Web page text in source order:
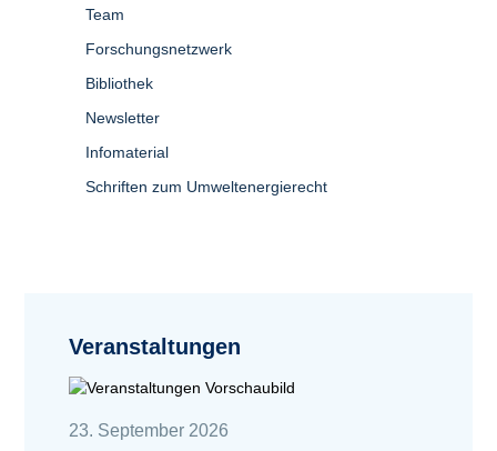
Team
Forschungsnetzwerk
Bibliothek
Newsletter
Infomaterial
Schriften zum Umweltenergierecht
Veranstaltungen
23. September 2026